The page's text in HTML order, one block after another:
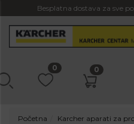
Besplatna dostava za sve
0 0
Početna
Karcher aparati za